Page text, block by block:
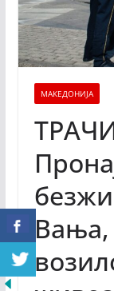
МАКЕДОНИЈА
Вања,